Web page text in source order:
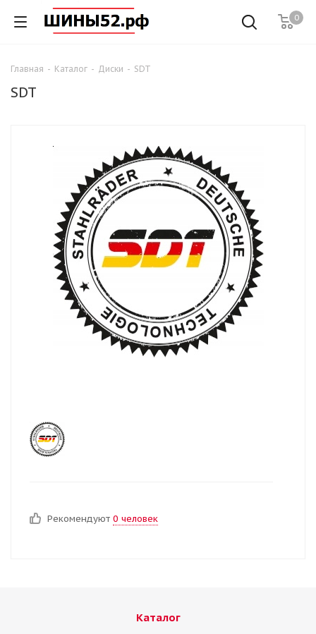
0
Главная - Каталог - Диски - SDT
SDT
Рекомендуют 0 человек
Каталог